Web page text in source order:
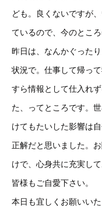
ども。良くないですが
ているので、今のとこ
昨日は、なんかぐった
状況で。仕事して帰っ
すら情報として仕入れ
た、ってところです。
けてもたいした影響は
正解だと思いました。
けで、心身共に充実して
皆様もご自愛下さい。
本日も宜しくお願いいた